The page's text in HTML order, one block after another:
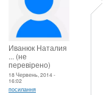
Иванюк Наталия
... (не
перевірено)
18 Червень, 2014 -
16:02
посилання